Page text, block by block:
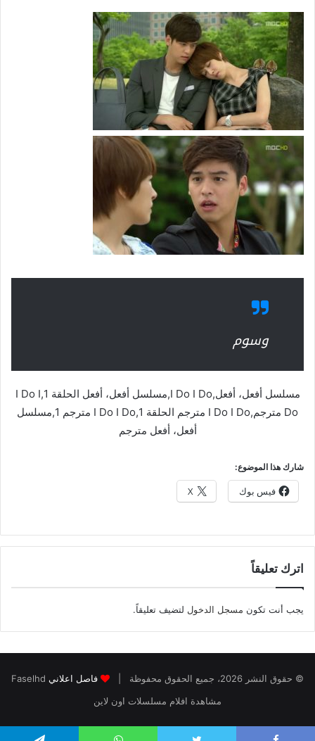
وسوم
مسلسل أفعل، أفعل,I Do I Do,مسلسل أفعل، أفعل الحلقة 1,I Do I
Do مترجم,I Do I Do مترجم الحلقة 1,I Do I Do مترجم 1,مسلسل
أفعل، أفعل مترجم
شارك هذا الموضوع:
فيس بوك X
اترك تعليقاً
يجب أنت تكون مسجل الدخول لتضيف تعليقاً.
© حقوق النشر 2026، جميع الحقوق محفوظة | فاصل اعلاني Faselhd
مشاهدة افلام مسلسلات اون لاين